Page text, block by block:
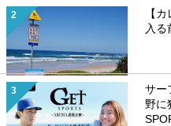
【
入
サー
野に